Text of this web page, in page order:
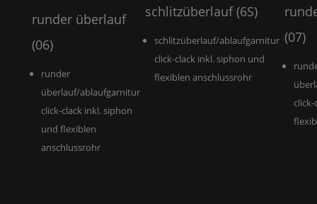
runder überlauf
(06)
runder
überlauf/ablaufgarnitur
click-clack inkl. siphon
und flexiblen
anschlussrohr
schlitzüberlauf (6S)
schlitzüberlauf/ablaufgarnitur
click-clack inkl. siphon und
flexiblen anschlussrohr
(07)